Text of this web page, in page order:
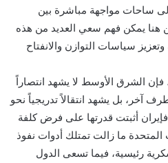
ساحات مواجهة مباشرة بين
هنا يمكن فهم سعي العديد من هذه
وتعزيز سياسات التوازن والانفتاح
فإن الشرق الأوسط لا يشهد انتصاراً
آخر، بل يشهد انتقالاً تدريجياً نحو
أثبتت قدرتها على فرض كلفة
ما زالت تمتلك أدوات نفوذ
رئيسية، فيما تسعى الدول